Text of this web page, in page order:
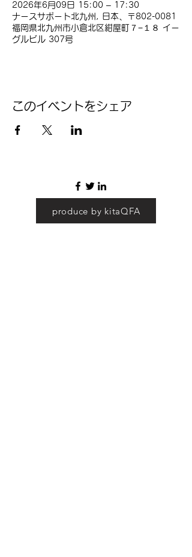
2026年6月09日 15:00 – 17:30
ナースサポート北九州, 日本、〒802-0081
福岡県北九州市小倉北区紺屋町７−１８ イー
グルビル 307号
このイベントをシェア
produce by kitaQFA